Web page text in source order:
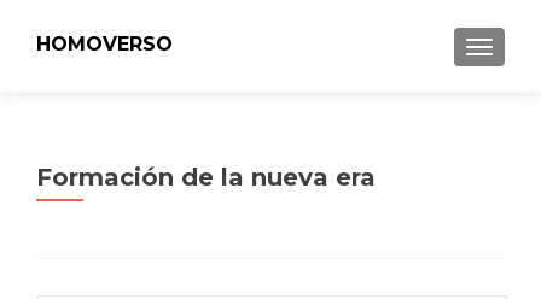
MENU
HOMOVERSO
Formación de la nueva era